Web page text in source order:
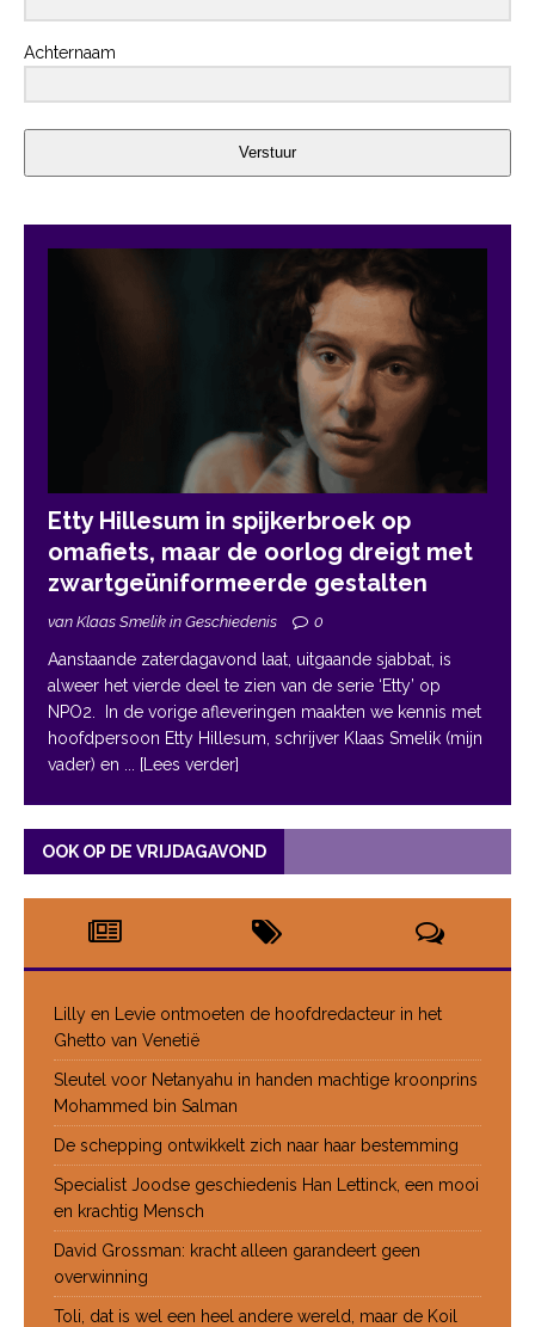
Achternaam
Verstuur
Etty Hillesum in spijkerbroek op
omafiets, maar de oorlog dreigt met
zwartgeüniformeerde gestalten
van Klaas Smelik in Geschiedenis 0
Aanstaande zaterdagavond laat, uitgaande sjabbat, is
alweer het vierde deel te zien van de serie ‘Etty’ op
NPO2. In de vorige afleveringen maakten we kennis met
hoofdpersoon Etty Hillesum, schrijver Klaas Smelik (mijn
vader) en
... [Lees verder]
OOK OP DE VRIJDAGAVOND
Lilly en Levie ontmoeten de hoofdredacteur in het
Ghetto van Venetië
Sleutel voor Netanyahu in handen machtige kroonprins
Mohammed bin Salman
De schepping ontwikkelt zich naar haar bestemming
Specialist Joodse geschiedenis Han Lettinck, een mooi
en krachtig Mensch
David Grossman: kracht alleen garandeert geen
overwinning
Toli, dat is wel een heel andere wereld, maar de Koil